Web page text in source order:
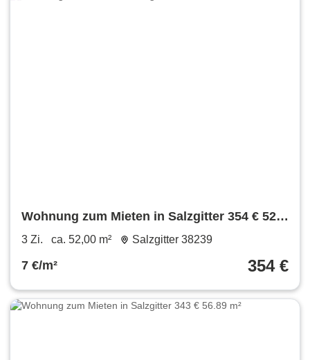
Wohnung zum Mieten in Salzgitter 354 € 52
m²
3 Zi. ca. 52,00 m² Salzgitter 38239
7 €/m² 354 €